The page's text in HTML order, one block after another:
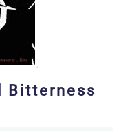
Bitterness